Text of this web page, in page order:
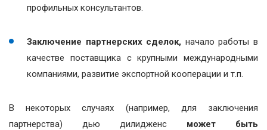
профильных консультантов.
Заключение партнерских сделок, начало работы в
качестве поставщика с крупными международными
компаниями, развитие экспортной кооперации и т.п.
В некоторых случаях (например, для заключения
партнерства) дью дилидженс может быть